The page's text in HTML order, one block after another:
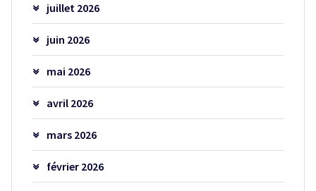
juillet 2026
juin 2026
mai 2026
avril 2026
mars 2026
février 2026